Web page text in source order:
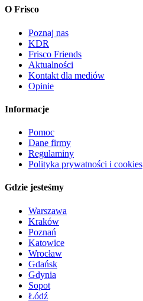
O Frisco
Poznaj nas
KDR
Frisco Friends
Aktualności
Kontakt dla mediów
Opinie
Informacje
Pomoc
Dane firmy
Regulaminy
Polityka prywatności i cookies
Gdzie jesteśmy
Warszawa
Kraków
Poznań
Katowice
Wrocław
Gdańsk
Gdynia
Sopot
Łódź